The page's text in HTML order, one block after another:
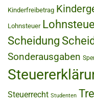
Kinderfreibetrag
Lohnsteuer
Scheidung
Sonderausgaben
Steuerrecht Studenten